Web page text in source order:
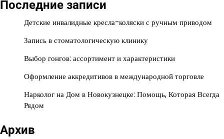
Последние записи
Детские инвалидные кресла-коляски с ручным приводом
Запись в стоматологическую клинику
Выбор гонгов: ассортимент и характеристики
Оформление аккредитивов в международной торговле
Нарколог на Дом в Новокузнецке: Помощь, Которая Всегда
Рядом
Архив